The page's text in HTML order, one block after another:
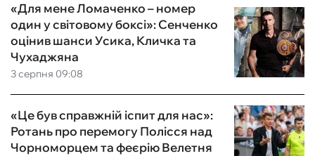
3 серпня 09:08
«Для мене Ломаченко – номер
один у світовому боксі»: Сенченко
оцінив шанси Усика, Кличка та
Чухаджяна
«Це був справжній іспит для нас»:
Ротань про перемогу Полісся над
Чорноморцем та феєрію Велетня